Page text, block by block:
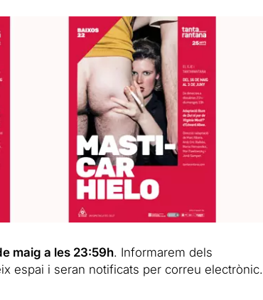
maig a les 23:59h. Informarem dels
espai i seran notificats per correu electrònic.